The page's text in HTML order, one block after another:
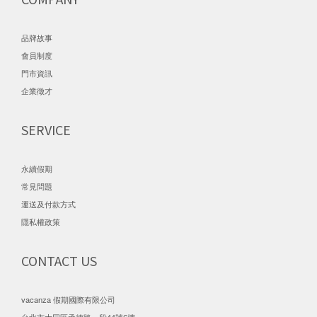
品牌故事
會員制度
門市資訊
企業徵才
SERVICE
永續假期
常見問題
運送及付款方式
隱私權政策
CONTACT US
vacanza 假期國際有限公司